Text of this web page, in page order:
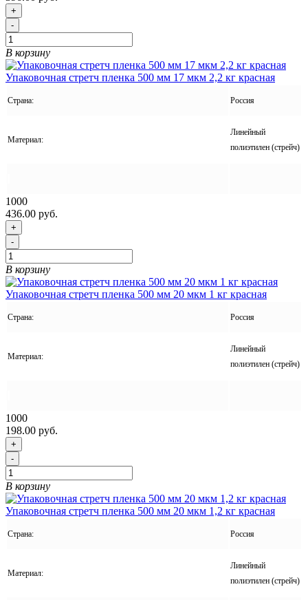
+
-
В корзину
Упаковочная стретч пленка 500 мм 17 мкм 2,2 кг красная
Страна: Россия
Материал:
Линейный
полиэтилен (стрейч)
1000
436.00 руб.
+
-
В корзину
Упаковочная стретч пленка 500 мм 20 мкм 1 кг красная
Страна: Россия
Материал:
Линейный
полиэтилен (стрейч)
1000
198.00 руб.
+
-
В корзину
Упаковочная стретч пленка 500 мм 20 мкм 1,2 кг красная
Страна: Россия
Материал:
Линейный
полиэтилен (стрейч)